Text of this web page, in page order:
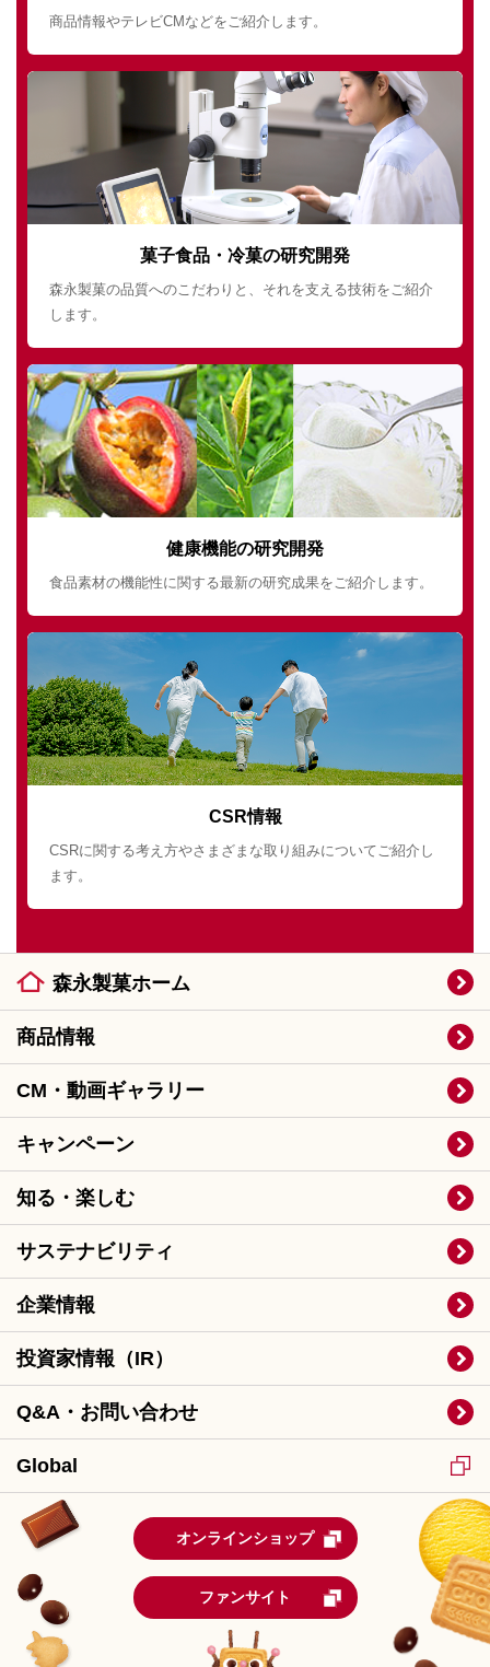
商品情報やテレビCMなどをご紹介します。
菓子食品・冷菓の研究開発
森永製菓の品質へのこだわりと、それを支える技術をご紹介
します。
健康機能の研究開発
食品素材の機能性に関する最新の研究成果をご紹介します。
CSR情報
CSRに関する考え方やさまざまな取り組みについてご紹介し
ます。
森永製菓ホーム
商品情報
CM・動画ギャラリー
キャンペーン
知る・楽しむ
サステナビリティ
企業情報
投資家情報（IR）
Q&A・お問い合わせ
Global
オンラインショップ
ファンサイト